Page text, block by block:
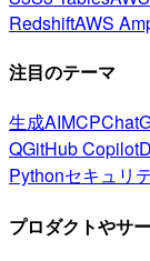
RedshiftAWS
注目のテーマ
生成AIMCP
QGitHub Copilot
Pythonセキュリ
プロダクトやサ